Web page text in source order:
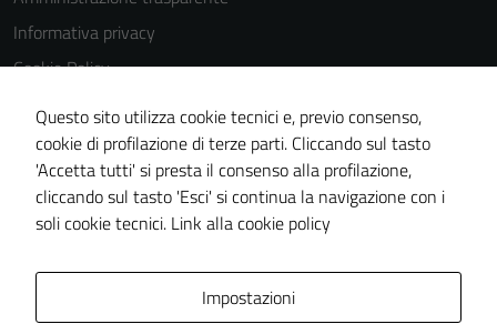
Informativa privacy
Cookie Policy
Media policy
Note legali
Dichiarazione di accessibilità
Piano di miglioramento del sito
Questo sito utilizza cookie tecnici e, previo consenso,
cookie di profilazione di terze parti. Cliccando sul tasto
'Accetta tutti' si presta il consenso alla profilazione,
cliccando sul tasto 'Esci' si continua la navigazione con i
soli cookie tecnici. Link alla cookie policy
Impostazioni
essere
disabilitati.
Questi cookie
non raccolgono
informazioni